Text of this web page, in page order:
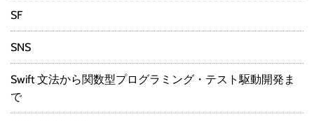
SF
SNS
Swift 文法から関数型プログラミング・テスト駆動開発ま
で